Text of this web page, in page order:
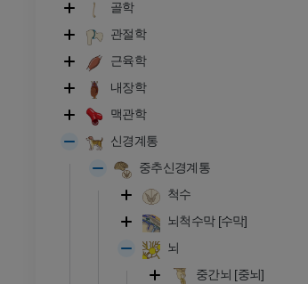
골학
관절학
근육학
내장학
맥관학
신경계통
중추신경계통
척수
뇌척수막 [수막]
뇌
중간뇌 [중뇌]